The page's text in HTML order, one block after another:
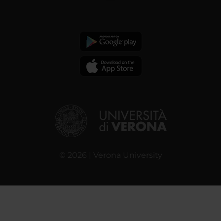
© 2026 | Verona University